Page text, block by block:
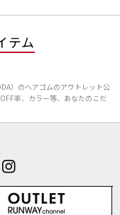
テム
）のヘアゴムのアウトレット公
率、カラー等、あなたのこだ